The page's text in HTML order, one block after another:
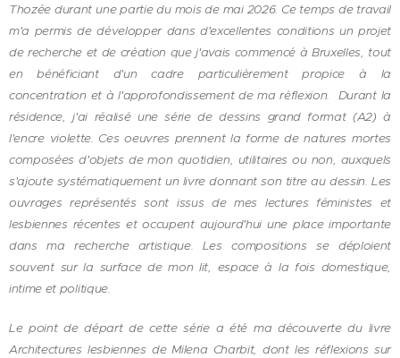
Thozée durant une partie du mois de mai 2026. Ce temps de travail
m'a permis de développer dans d'excellentes conditions un projet
de recherche et de création que j'avais commencé à Bruxelles, tout
en bénéficiant d'un cadre particulièrement propice à la
concentration et à l'approfondissement de ma réflexion. Durant la
résidence, j'ai réalisé une série de dessins grand format (A2) à
l'encre violette. Ces oeuvres prennent la forme de natures mortes
composées d'objets de mon quotidien, utilitaires ou non, auxquels
s'ajoute systématiquement un livre donnant son titre au dessin. Les
ouvrages représentés sont issus de mes lectures féministes et
lesbiennes récentes et occupent aujourd'hui une place importante
dans ma recherche artistique. Les compositions se déploient
souvent sur la surface de mon lit, espace à la fois domestique,
intime et politique.
Le point de départ de cette série a été ma découverte du livre
Architectures lesbiennes de Milena Charbit, dont les réflexions sur